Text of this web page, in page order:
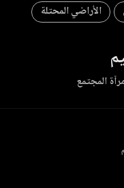
الأراضي المحتلة
المجتمع